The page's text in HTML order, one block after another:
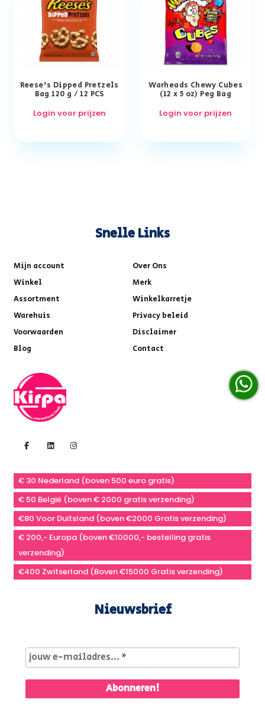
Reese’s Dipped Pretzels
Bag 120 g / 12 PCS
Login voor prijzen
Warheads Chewy Cubes
(12 x 5 oz) Peg Bag
Login voor prijzen
Snelle Links
Mijn account
Over Ons
Winkel
Merk
Assortment
Winkelkarretje
Warehuis
Privacy beleid
Voorwaarden
Disclaimer
Blog
Contact
€ 30 Nederland (boven 500 euro gratis)
€ 50 België (boven € 2000 gratis verzending)
€80 Voor Duitsland (boven €2000 Gratis verzending)
€ 200,- Europa (boven €10000,- bestelling gratis
verzending)
€400 Zwitserland (Boven €15000 Gratis verzending)
Nieuwsbrief